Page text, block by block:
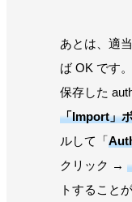
あとは、適
ば OK です。
保存した
「Import」
ルして「
クリック →
トすること